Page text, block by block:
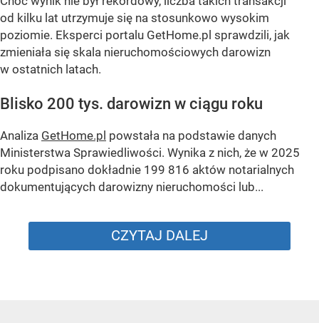
od kilku lat utrzymuje się na stosunkowo wysokim
poziomie. Eksperci portalu GetHome.pl sprawdzili, jak
zmieniała się skala nieruchomościowych darowizn
w ostatnich latach.
Blisko 200 tys. darowizn w ciągu roku
Analiza GetHome.pl powstała na podstawie danych
Ministerstwa Sprawiedliwości. Wynika z nich, że w 2025
roku podpisano dokładnie 199 816 aktów notarialnych
dokumentujących darowizny nieruchomości lub...
CZYTAJ DALEJ